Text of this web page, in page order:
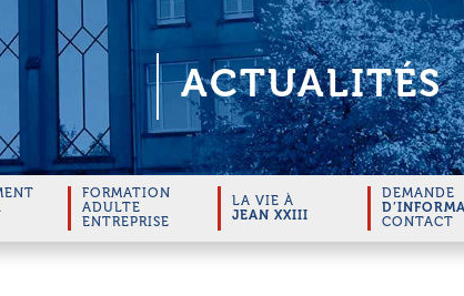
ACTUALITÉS
FORMATION
ADULTE
ENTREPRISE
LA VIE À
JEAN XXIII
DEMANDE
CONTACT